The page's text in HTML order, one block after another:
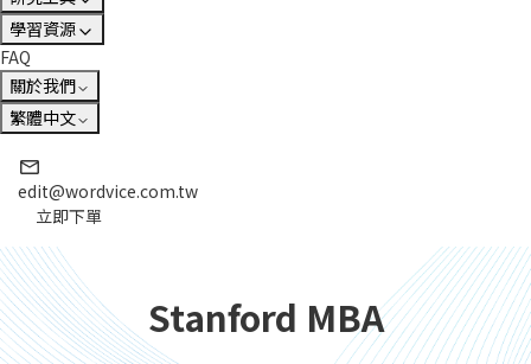
學習資源
FAQ
關於我們
繁體中文
edit@wordvice.com.tw
立即下單
Stanford MBA